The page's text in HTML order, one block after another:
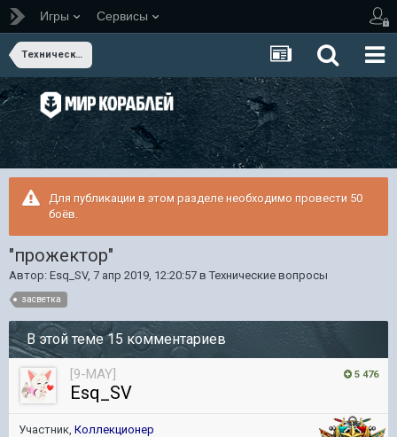
Игры Сервисы
Технические вопросы
Для публикации в этом разделе необходимо провести 50
боёв.
"прожектор"
Автор: Esq_SV, 7 апр 2019, 12:20:57 в Технические вопросы
засветка
В этой теме 15 комментариев
5 476
[9-MAY]
Esq_SV
Участник, Коллекционер